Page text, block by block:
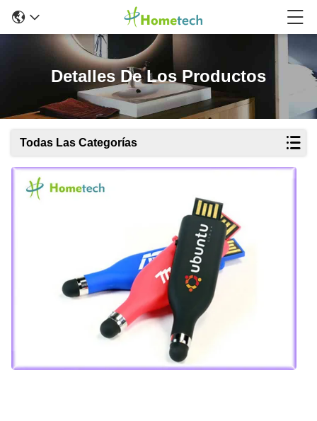
Detalles De Los Productos
Todas Las Categorías